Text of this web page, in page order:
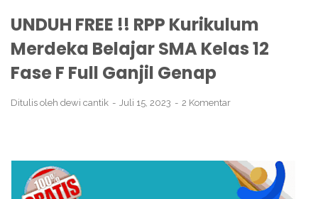
UNDUH FREE !! RPP Kurikulum
Merdeka Belajar SMA Kelas 12
Fase F Full Ganjil Genap
Ditulis oleh dewi cantik Juli 15, 2023 2 Komentar